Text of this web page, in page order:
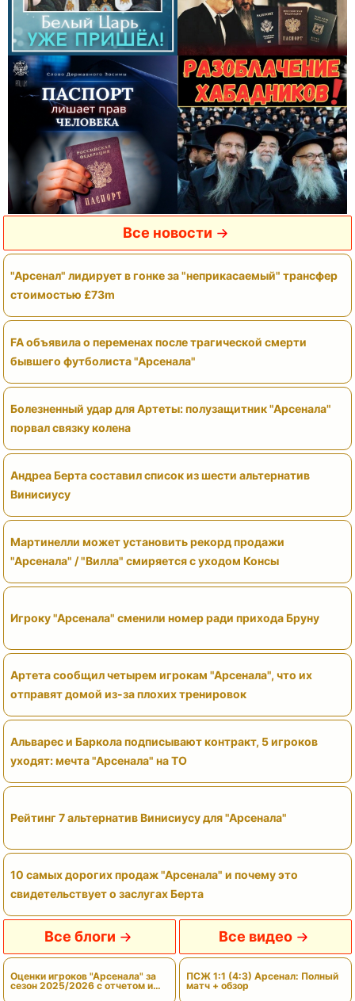
Все новости
"Арсенал" лидирует в гонке за "неприкасаемый" трансфер
стоимостью £73m
FA объявила о переменах после трагической смерти
бывшего футболиста "Арсенала"
Болезненный удар для Артеты: полузащитник "Арсенала"
порвал связку колена
Андреа Берта составил список из шести альтернатив
Винисиусу
Мартинелли может установить рекорд продажи
"Арсенала" / "Вилла" смиряется с уходом Консы
Игроку "Арсенала" сменили номер ради прихода Бруну
Артета сообщил четырем игрокам "Арсенала", что их
отправят домой из-за плохих тренировок
Альварес и Баркола подписывают контракт, 5 игроков
уходят: мечта "Арсенала" на ТО
Рейтинг 7 альтернатив Винисиусу для "Арсенала"
10 самых дорогих продаж "Арсенала" и почему это
свидетельствует о заслугах Берта
Все блоги
Оценки игроков "Арсенала" за
сезон 2025/2026 с отчетом и
Все видео
ПСЖ 1:1 (4:3) Арсенал: Полный
матч + обзор